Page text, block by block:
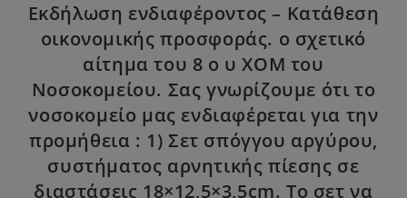
Εκδήλωση ενδιαφέροντος – Κατάθεση
οικονομικής προσφοράς. ο σχετικό
αίτημα του 8 ο υ ΧΟΜ του
Νοσοκομείου. Σας γνωρίζουμε ότι το
νοσοκομείο μας ενδιαφέρεται για την
προμήθεια : 1) Σετ σπόγγου αργύρου,
συστήματος αρνητικής πίεσης σε
διαστάσεις 18×12,5×3,5cm. Το σετ να